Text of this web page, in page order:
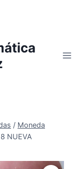
/ Moneda
NUEVA